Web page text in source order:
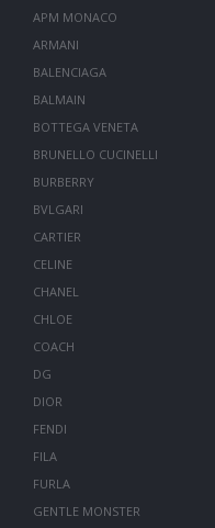
APM MONACO
ARMANI
BALENCIAGA
BALMAIN
BOTTEGA VENETA
BRUNELLO CUCINELLI
BURBERRY
BVLGARI
CARTIER
CELINE
CHANEL
CHLOE
COACH
DG
DIOR
FENDI
FILA
FURLA
GENTLE MONSTER